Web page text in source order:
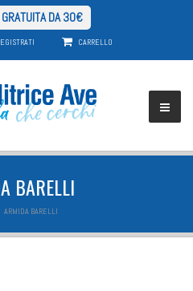
DA 30€
CARRELLO
BARELLI
ARMIDA BARELLI